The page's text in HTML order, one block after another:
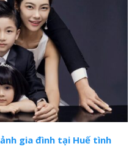
gia đình tại Huế tình